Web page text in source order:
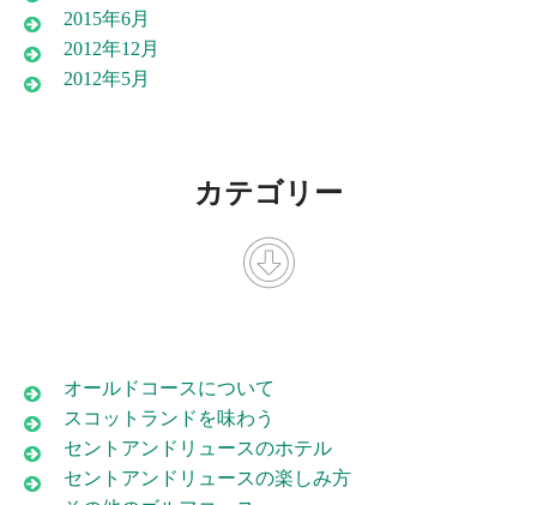
2015年6月
2012年12月
2012年5月
カテゴリー
オールドコースについて
スコットランドを味わう
セントアンドリュースのホテル
セントアンドリュースの楽しみ方